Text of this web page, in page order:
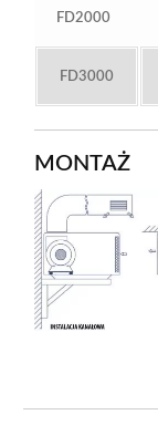
FD2000
FD3000
MONTAŻ